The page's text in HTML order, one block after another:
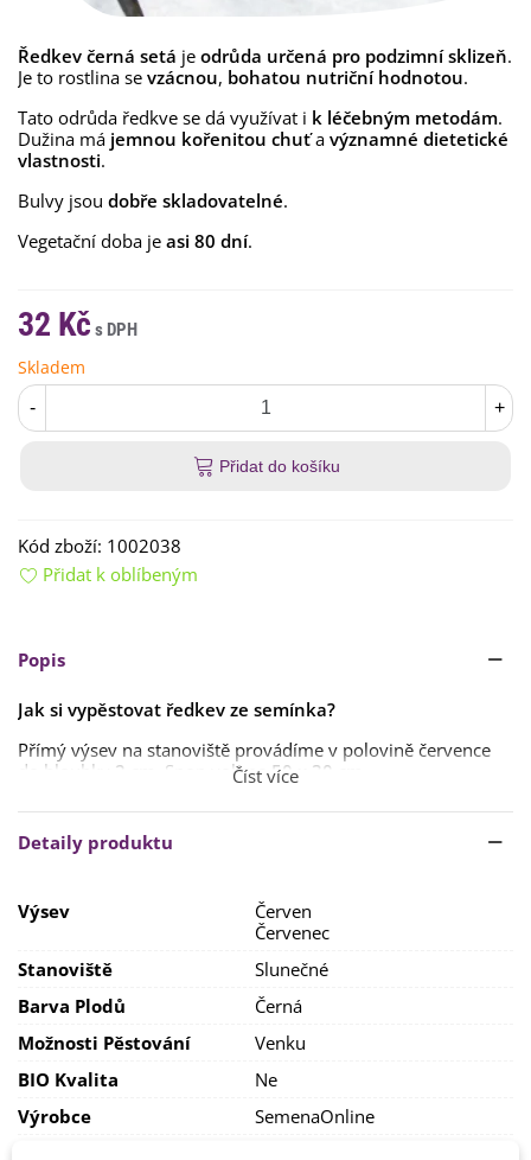
Ředkev černá setá je odrůda určená pro podzimní sklizeň.
Je to rostlina se vzácnou, bohatou nutriční hodnotou.
Tato odrůda ředkve se dá využívat i k léčebným metodám.
Dužina má jemnou kořenitou chuťa významné dietetické
vlastnosti.
Bulvy jsou dobře skladovatelné.
Vegetační doba je asi 80 dní.
32 Kč
Skladem
- +
Přidat do košíku
Kód zboží: 1002038
Přidat k oblíbeným
Popis
Jak si vypěstovat ředkev ze semínka?
Přímý výsev na stanoviště provádíme v polovině července
do hloubky
2 cm . Spon volíme50 x 30 cm
Stanovištěslunečné, rostlině vyhovují spíš chladnější
oblasti.
používat organická hnojiva.
Úrodu sklízíme nejpozději před prvními mrazy. Lze pěstovat
jako další plodinu po sklizni rané zeleniny.
Číst více
Detaily produktu
Výsev
Červen
Červenec
Stanoviště
Slunečné
Barva Plodů
Černá
Možnosti Pěstování
Venku
BIO Kvalita
Ne
Výrobce
SemenaOnline